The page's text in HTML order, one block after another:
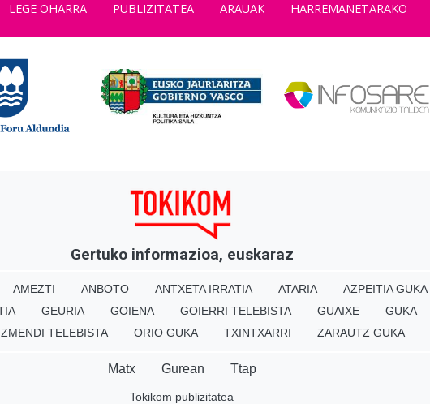
LEGE OHARRA PUBLIZITATEA ARAUAK HARREMANETARAKO
Gertuko informazioa, euskaraz
AMEZTI ANBOTO ANTXETA IRRATIA ATARIA AZPEITIA GUKA
GEURIA GOIENA GOIERRI TELEBISTA GUAIXE GUKA
TELEBISTA ORIO GUKA TXINTXARRI ZARAUTZ GUKA
Matx Gurean Ttap
Tokikom publizitatea